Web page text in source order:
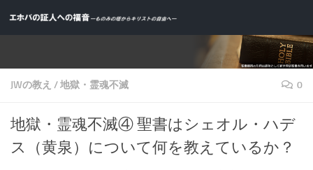
コンテンツへスキップ
JWの教え /地獄・霊魂不滅 0
地獄・霊魂不滅④ 聖書はシェオル・ハデ
ス（黄泉）について何を教えているか？